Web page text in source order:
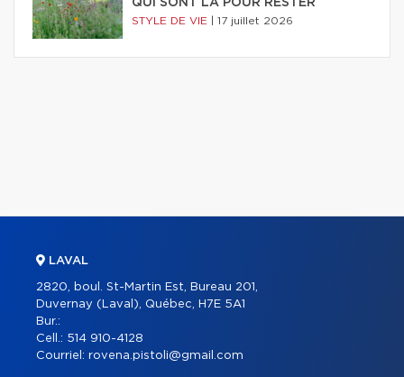
QUI SONT LÀ POUR RESTER
STYLE DE VIE 17 juillet 2026
LAVAL
2820, boul. St-Martin Est, Bureau 201,
Duvernay (Laval), Québec, H7E 5A1
Bur.:
Cell.: 514 910-4128
Courriel: rovena.pistoli@gmail.com